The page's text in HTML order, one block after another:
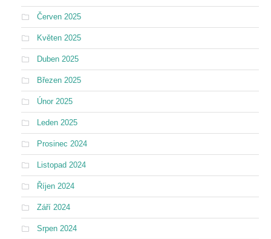
Červen 2025
Květen 2025
Duben 2025
Březen 2025
Únor 2025
Leden 2025
Prosinec 2024
Listopad 2024
Říjen 2024
Září 2024
Srpen 2024